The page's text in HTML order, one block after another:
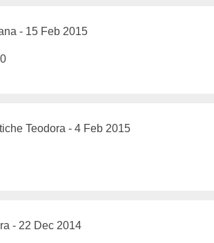
- 15 Feb 2015
Teodora - 4 Feb 2015
- 22 Dec 2014